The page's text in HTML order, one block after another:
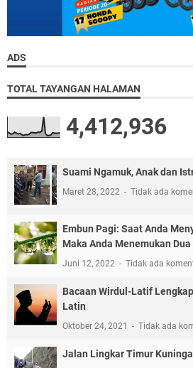
ADS
TOTAL TAYANGAN HALAMAN
4,412,936
Suami Ngamuk, Anak dan
Maret 28, 2022 Tidak ada
Embun Pagi: Saat Anda
Maka Anda Menemukan
Juni 12, 2022 Tidak ada
Bacaan Wirdul-Latif
Latin
Oktober 24, 2021 Tidak ada
Jalan Lingkar Timur